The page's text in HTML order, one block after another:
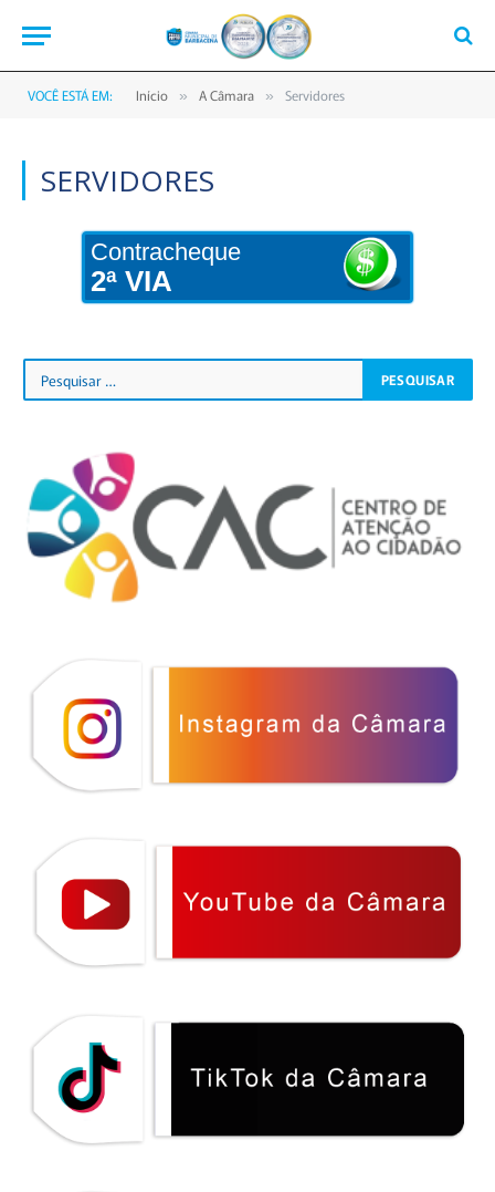
VOCÊ ESTÁ EM: Início » A Câmara » Servidores
SERVIDORES
Contracheque
2ª VIA